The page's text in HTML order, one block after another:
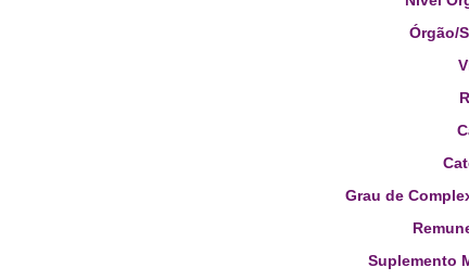
Órgão/
Grau de
Suplemento